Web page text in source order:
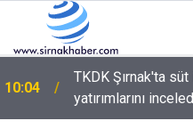
10:04
TKDK Şırnak'ta
yatırımlarını